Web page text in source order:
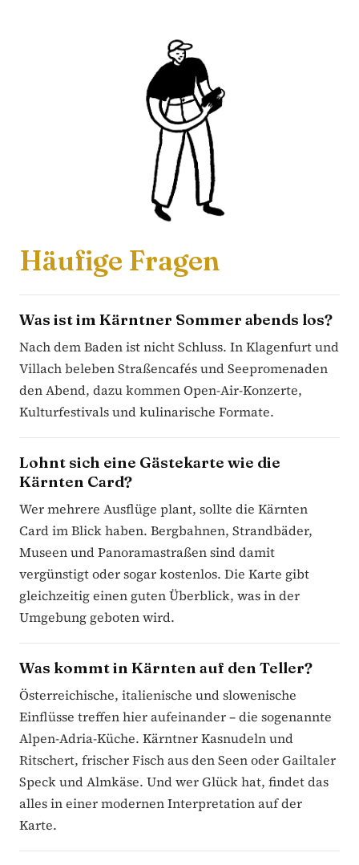
Häufige Fragen
Was ist im Kärntner Sommer abends los?
Nach dem Baden ist nicht Schluss. In Klagenfurt und
Villach beleben Straßencafés und Seepromenaden
den Abend, dazu kommen Open-Air-Konzerte,
Kulturfestivals und kulinarische Formate.
Lohnt sich eine Gästekarte wie die
Kärnten Card?
Wer mehrere Ausflüge plant, sollte die Kärnten
Card im Blick haben. Bergbahnen, Strandbäder,
Museen und Panoramastraßen sind damit
vergünstigt oder sogar kostenlos. Die Karte gibt
gleichzeitig einen guten Überblick, was in der
Umgebung geboten wird.
Was kommt in Kärnten auf den Teller?
Österreichische, italienische und slowenische
Einflüsse treffen hier aufeinander – die sogenannte
Alpen-Adria-Küche. Kärntner Kasnudeln und
Ritschert, frischer Fisch aus den Seen oder Gailtaler
Speck und Almkäse. Und wer Glück hat, findet das
alles in einer modernen Interpretation auf der
Karte.